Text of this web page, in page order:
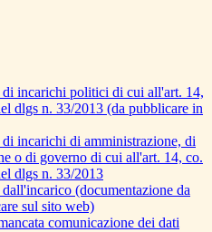
incarichi politici di cui all'art. 14,
dlgs n. 33/2013 (da pubblicare in
incarichi di amministrazione, di
o di governo di cui all'art. 14, co.
dlgs n. 33/2013
dall'incarico (documentazione da
sul sito web)
comunicazione dei dati